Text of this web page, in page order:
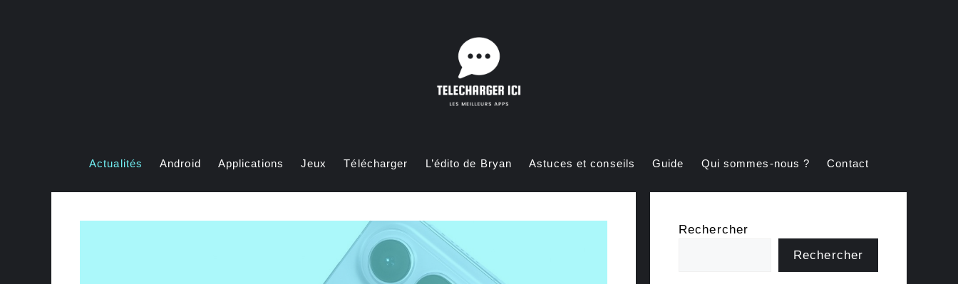
Actualités Android Applications Jeux Télécharger L’édito de Bryan Astuces et conseils Guide Qui sommes-nous ? Contact
Rechercher
Rechercher